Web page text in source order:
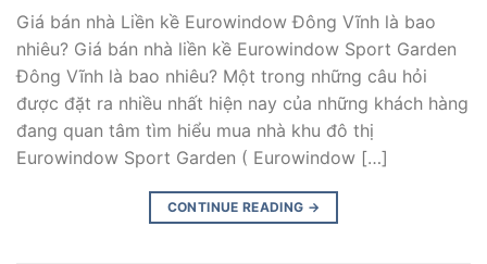
Giá bán nhà Liền kề Eurowindow Đông Vĩnh là bao
nhiêu? Giá bán nhà liền kề Eurowindow Sport Garden
Đông Vĩnh là bao nhiêu? Một trong những câu hỏi
được đặt ra nhiều nhất hiện nay của những khách hàng
đang quan tâm tìm hiểu mua nhà khu đô thị
Eurowindow Sport Garden ( Eurowindow […]
CONTINUE READING →